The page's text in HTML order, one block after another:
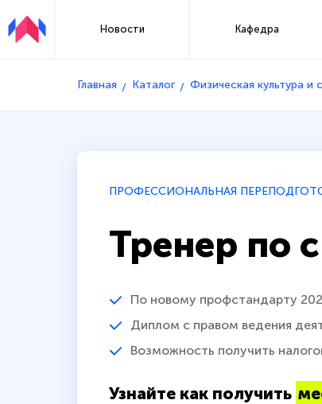
Новости Кафедра
Главная Каталог Физическая культура и
ПРОФЕССИОНАЛЬНАЯ
Тренер по
По новому профстандарту
Диплом с правом ведения
Возможность получить
Узнайте как получить